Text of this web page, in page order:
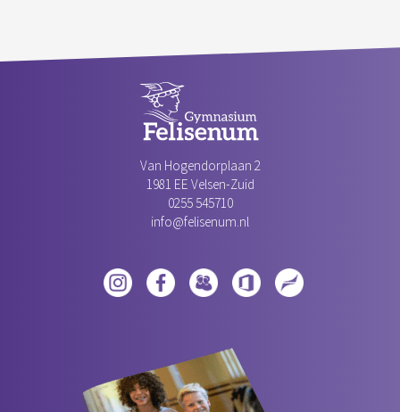
Van Hogendorplaan 2
1981 EE Velsen-Zuid‎
0255 545710
info@felisenum.nl